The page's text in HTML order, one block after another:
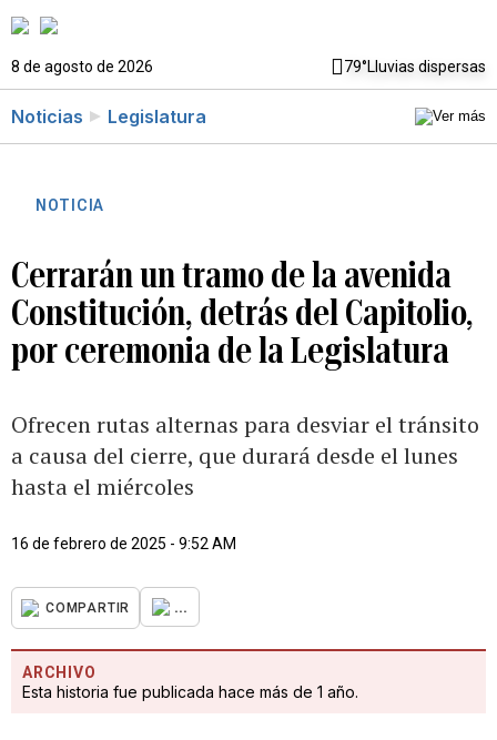
8 de agosto de 2026 79°Lluvias dispersas
Noticias Legislatura
NOTICIA
Cerrarán un tramo de la avenida
Constitución, detrás del Capitolio,
por ceremonia de la Legislatura
Ofrecen rutas alternas para desviar el tránsito
a causa del cierre, que durará desde el lunes
hasta el miércoles
16 de febrero de 2025 - 9:52 AM
COMPARTIR ...
ARCHIVO
Esta historia fue publicada hace más de 1 año.